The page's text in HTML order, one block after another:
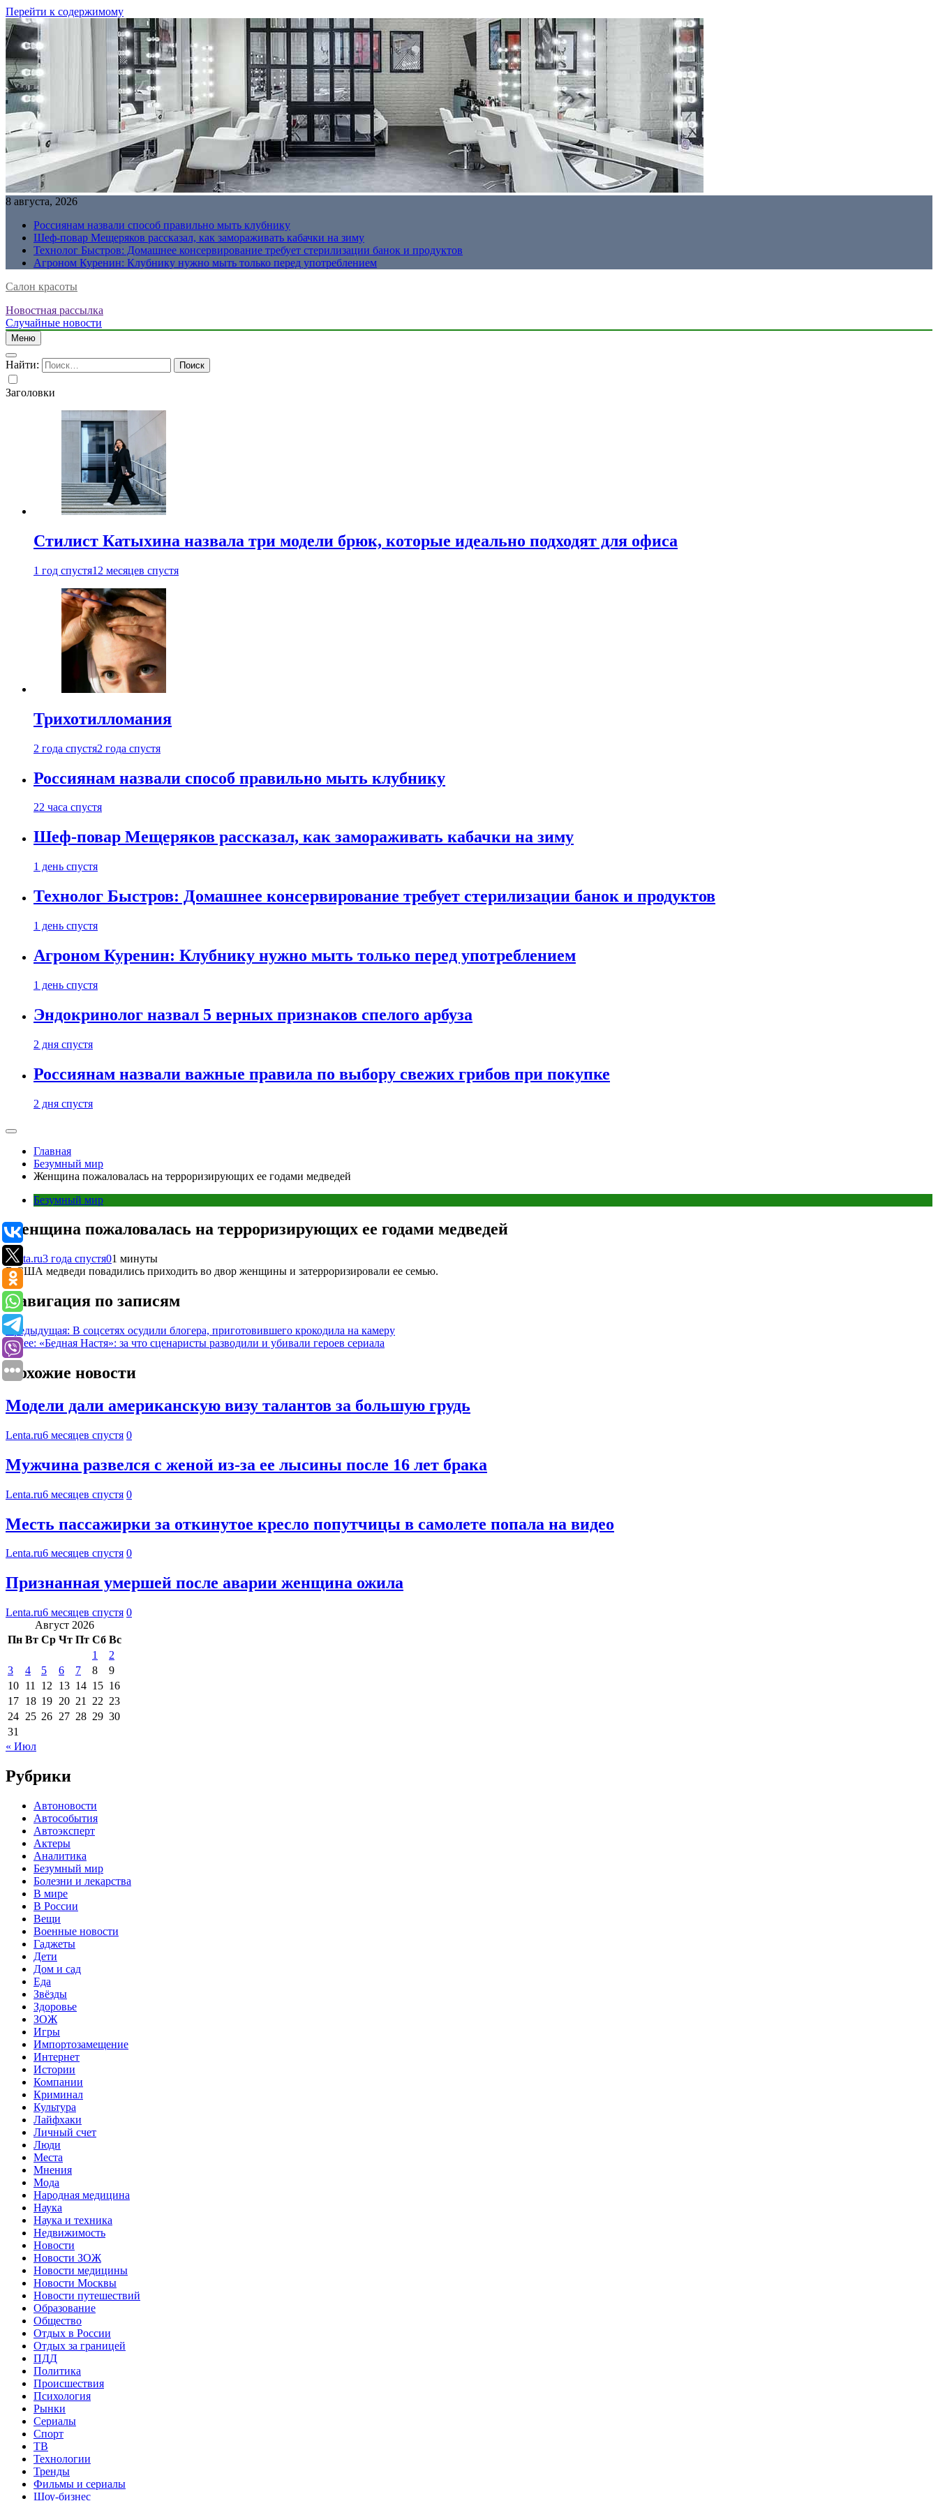
Перейти к содержимому
8 августа, 2026
Россиянам назвали способ правильно мыть клубнику
Шеф-повар Мещеряков рассказал, как замораживать кабачки на зиму
Технолог Быстров: Домашнее консервирование требует стерилизации банок и продуктов
Агроном Куренин: Клубнику нужно мыть только перед употреблением
Салон красоты
Новостная рассылка
Случайные новости
Меню
Найти:
Заголовки
Стилист Катыхина назвала три модели брюк, которые идеально подходят для офиса
1 год спустя12 месяцев спустя
Трихотилломания
2 года спустя2 года спустя
Россиянам назвали способ правильно мыть клубнику
22 часа спустя
Шеф-повар Мещеряков рассказал, как замораживать кабачки на зиму
1 день спустя
Технолог Быстров: Домашнее консервирование требует стерилизации банок и продуктов
1 день спустя
Агроном Куренин: Клубнику нужно мыть только перед употреблением
1 день спустя
Эндокринолог назвал 5 верных признаков спелого арбуза
2 дня спустя
Россиянам назвали важные правила по выбору свежих грибов при покупке
2 дня спустя
Главная
Безумный мир
Женщина пожаловалась на терроризирующих ее годами медведей
Безумный мир
Женщина пожаловалась на терроризирующих ее годами медведей
Lenta.ru3 года спустя01 минуты
В США медведи повадились приходить во двор женщины и затерроризировали ее семью.
Навигация по записям
Предыдущая: В соцсетях осудили блогера, приготовившего крокодила на камеру
Далее: «Бедная Настя»: за что сценаристы разводили и убивали героев сериала
Похожие новости
Модели дали американскую визу талантов за большую грудь
Lenta.ru6 месяцев спустя 0
Мужчина развелся с женой из-за ее лысины после 16 лет брака
Lenta.ru6 месяцев спустя 0
Месть пассажирки за откинутое кресло попутчицы в самолете попала на видео
Lenta.ru6 месяцев спустя 0
Признанная умершей после аварии женщина ожила
Lenta.ru6 месяцев спустя 0
Август 2026
Пн Вт Ср Чт Пт Сб Вс
1
2
3
4 5 6 7 8
9
10 11 12 13 14 15 16
17 18 19 20 21 22 23
24 25 26 27 28 29 30
31
« Июл
Рубрики
Автоновости
Автособытия
Автоэксперт
Актеры
Аналитика
Безумный мир
Болезни и лекарства
В мире
В России
Вещи
Военные новости
Гаджеты
Дети
Дом и сад
Еда
Звёзды
Здоровье
ЗОЖ
Игры
Импортозамещение
Интернет
Истории
Компании
Криминал
Культура
Лайфхаки
Личный счет
Люди
Места
Мнения
Мода
Народная медицина
Наука
Наука и техника
Недвижимость
Новости
Новости ЗОЖ
Новости медицины
Новости Москвы
Новости путешествий
Образование
Общество
Отдых в России
Отдых за границей
ПДД
Политика
Происшествия
Психология
Рынки
Сериалы
Спорт
ТВ
Технологии
Тренды
Фильмы и сериалы
Шоу-бизнес